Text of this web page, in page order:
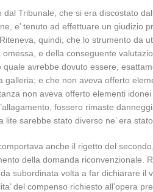
Tribunale, che si era discostato
e’ tenuto ad effettuare un
quindi, che lo strumento da
e della conseguente
avrebbe dovuto essere,
galleria; e che non aveva offerto
non aveva offerto elementi
fossero rimaste
sarebbe stato diverso ne’ era
anche il rigetto del
della domanda
subordinata volta a far dichiarare
del compenso richiesto all’opera